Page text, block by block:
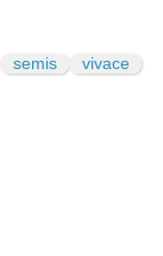
semis vivace